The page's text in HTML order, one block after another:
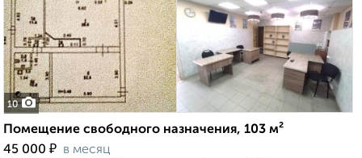
10
Помещение свободного назначения, 103 м²
45 000 ₽ в месяц